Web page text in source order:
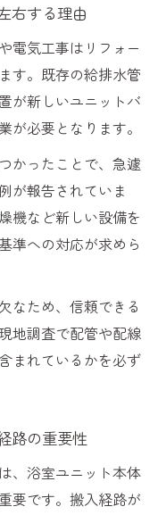
右する理由
電気工事はリフォー
す。既存の給排水管
が新しいユニットバ
が必要となります。
かったことで、急遽
が報告されていま
機など新しい設備を
準への対応が求めら
なため、信頼できる
地調査で配管や配線
まれているかを必ず
路の重要性
、浴室ユニット本体
要です。搬入経路が